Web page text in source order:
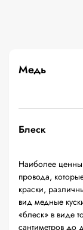
Медь
Блеск
Наиболее
провода,
краски,
вид медные
«блеск» в виде
сантиметров до